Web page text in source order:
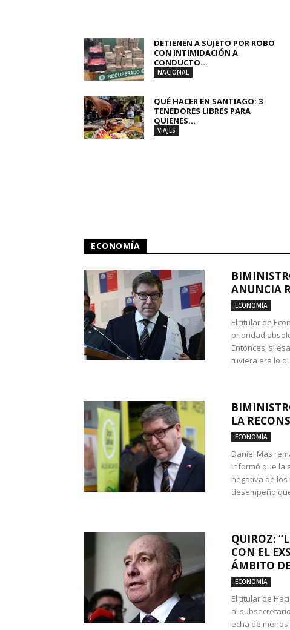
DETIENEN A SUJETO POR ROBO
CON INTIMIDACIÓN A
CONDUCTO...
NACIONAL
QUÉ HACER EN SANTIAGO: 3
TENEDORES LIBRES PARA
QUIENES...
VIAJES
ECONOMÍA
ANUNCIA
ECONOMÍA
El titular de
prioridad
Entonces, si
tuviera era lo
LA
ECONOMÍA
Daniel Mas
informó que la
negativa de
desempeño
QUIROZ:
CON EL
ÁMBITO
ECONOMÍA
El titular de
al
echa de